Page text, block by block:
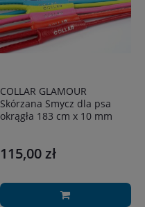
COLLAR GLAMOUR
Skórzana Smycz dla psa
okrągła 183 cm x 10 mm
115,00 zł